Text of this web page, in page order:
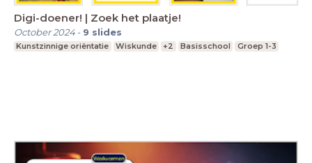
Digi-doener! | Zoek het plaatje!
October 2024- 9 slides
Kunstzinnige oriëntatie Wiskunde +2 Basisschool Groep 1-3